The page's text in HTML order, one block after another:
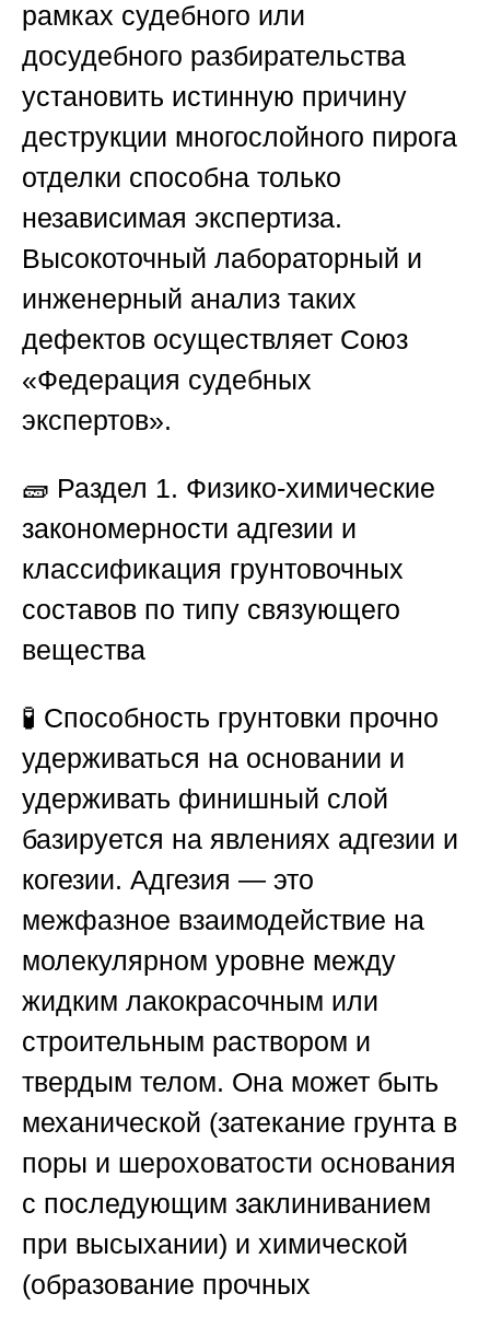
рамках судебного или
досудебного разбирательства
установить истинную причину
деструкции многослойного пирога
отделки способна только
независимая экспертиза.
Высокоточный лабораторный и
инженерный анализ таких
дефектов осуществляет Союз
«Федерация судебных
экспертов».
🧱 Раздел 1. Физико-химические
закономерности адгезии и
классификация грунтовочных
составов по типу связующего
вещества
🧪 Способность грунтовки прочно
удерживаться на основании и
удерживать финишный слой
базируется на явлениях адгезии и
когезии. Адгезия — это
межфазное взаимодействие на
молекулярном уровне между
жидким лакокрасочным или
строительным раствором и
твердым телом. Она может быть
механической (затекание грунта в
поры и шероховатости основания
с последующим заклиниванием
при высыхании) и химической
(образование прочных